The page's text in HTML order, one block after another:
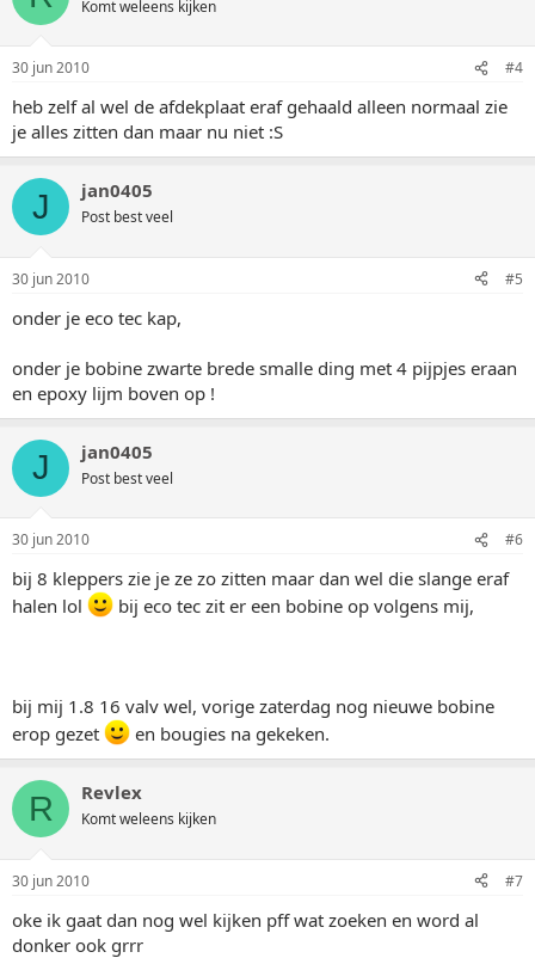
Komt weleens kijken
30 jun 2010 #4
heb zelf al wel de afdekplaat eraf gehaald alleen normaal zie
je alles zitten dan maar nu niet :S
J jan0405
Post best veel
30 jun 2010 #5
onder je eco tec kap,
onder je bobine zwarte brede smalle ding met 4 pijpjes eraan
en epoxy lijm boven op !
J jan0405
Post best veel
30 jun 2010 #6
bij 8 kleppers zie je ze zo zitten maar dan wel die slange eraf
halen lol
bij eco tec zit er een bobine op volgens mij,
bij mij 1.8 16 valv wel, vorige zaterdag nog nieuwe bobine
erop gezet
en bougies na gekeken.
R Revlex
Komt weleens kijken
30 jun 2010 #7
oke ik gaat dan nog wel kijken pff wat zoeken en word al
donker ook grrr